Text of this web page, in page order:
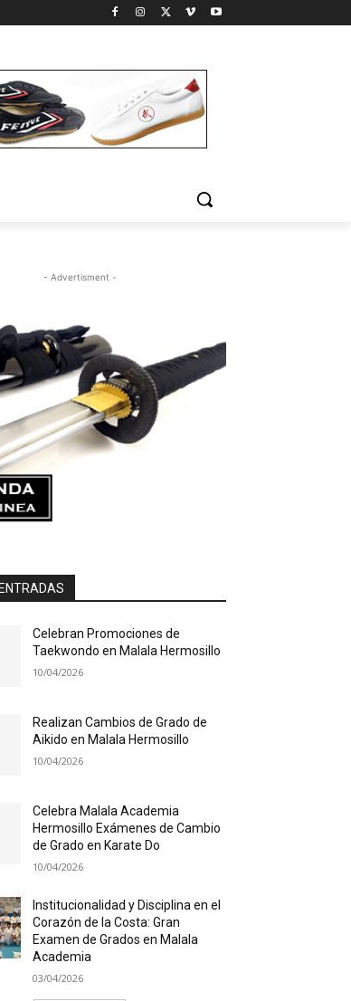
- Advertisment -
Celebran Promociones de
Taekwondo en Malala Hermosillo
10/04/2026
Realizan Cambios de Grado de
Aikido en Malala Hermosillo
10/04/2026
Celebra Malala Academia
Hermosillo Exámenes de Cambio
de Grado en Karate Do
10/04/2026
Institucionalidad y Disciplina en el
Corazón de la Costa: Gran
Examen de Grados en Malala
Academia
03/04/2026